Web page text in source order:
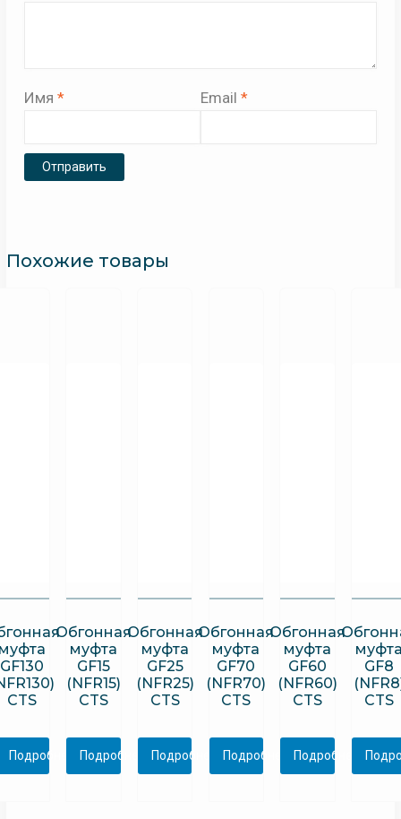
Имя * Email *
Похожие товары
GF130
CTS
Подробнее
Обгонная
муфта
GF15
(NFR15)
CTS
Подробнее
Обгонная
муфта
GF25
(NFR25)
CTS
Подробнее
Обгонная
муфта
GF70
(NFR70)
CTS
Подробнее
Обгонная
муфта
GF60
(NFR60)
CTS
Подробнее
GF8
CTS